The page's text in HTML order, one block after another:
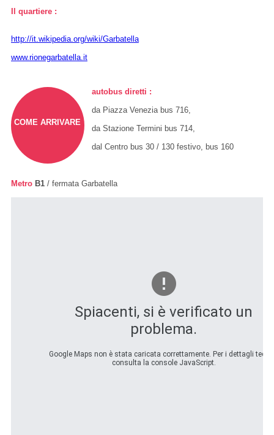
Il quartiere :
http://it.wikipedia.org/wiki/Garbatella
www.rionegarbatella.it
COME ARRIVARE
autobus diretti :
da Piazza Venezia bus 716,
da Stazione Termini bus 714,
dal Centro bus 30 / 130 festivo, bus 160
MetroB1/ fermata Garbatella
Spiacenti, si è verificato un
problema.
Google Maps non è stata caricata correttamente. Per i dettagli
consulta la console JavaScript.